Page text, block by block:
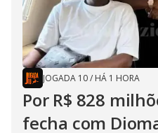
JOGADA 10/ HÁ 1 HORA
Por R$ 828
fecha com